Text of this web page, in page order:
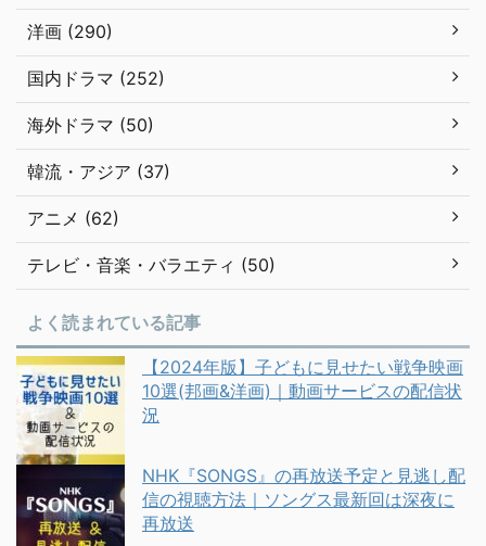
洋画 (290)
国内ドラマ (252)
海外ドラマ (50)
韓流・アジア (37)
アニメ (62)
テレビ・音楽・バラエティ (50)
よく読まれている記事
【2024年版】子どもに見せたい戦争映画
10選(邦画&洋画)｜動画サービスの配信状
況
NHK『SONGS』の再放送予定と見逃し配
信の視聴方法｜ソングス最新回は深夜に
再放送